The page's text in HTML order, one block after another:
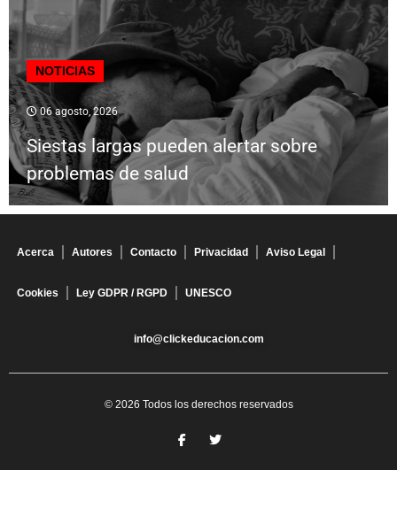
NOTICIAS
06 agosto, 2026
Siestas largas pueden alertar sobre
problemas de salud
Acerca Autores Contacto Privacidad Aviso Legal
Cookies Ley GDPR / RGPD UNESCO
info@clickeducacion.com
© 2026 Todos los derechos reservados